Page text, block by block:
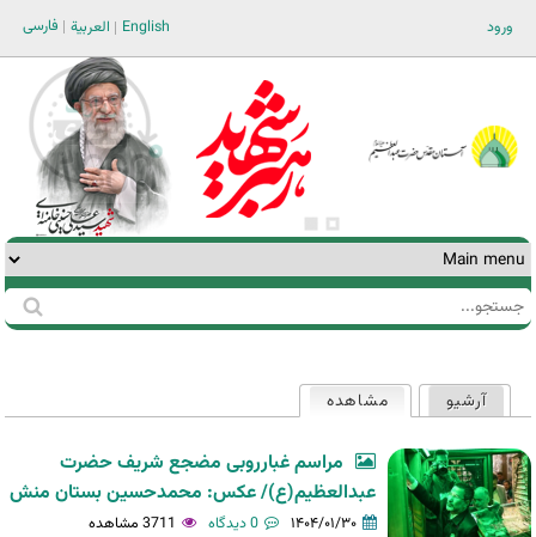
ورود فارسی العربية English
فرم
جستجو
اولیه
آرشیو مشاهده
مراسم غبارروبی مضجع شریف حضرت
عبدالعظیم(ع)/ عکس: محمدحسین بستان منش
۱۴۰۴/۰۱/۳۰ 0 دیدگاه 3711 مشاهده